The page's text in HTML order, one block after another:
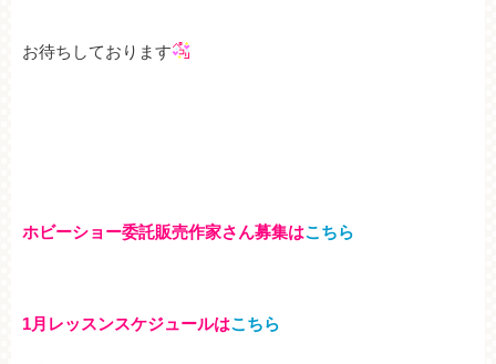
お待ちしております
ホビーショー委託販売作家さん募集はこちら
1月レッスンスケジュールはこちら